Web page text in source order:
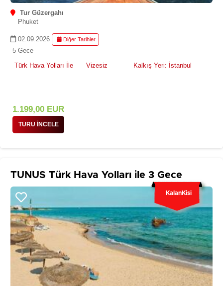
Tur Güzergahı
Phuket
02.09.2026 Diğer Tarihler
5 Gece
Türk Hava Yolları İle
Vizesiz Kalkış Yeri: İstanbul
1.199,00 EUR
TURU İNCELE
TUNUS Türk Hava Yolları ile 3 Gece
KalanKisi